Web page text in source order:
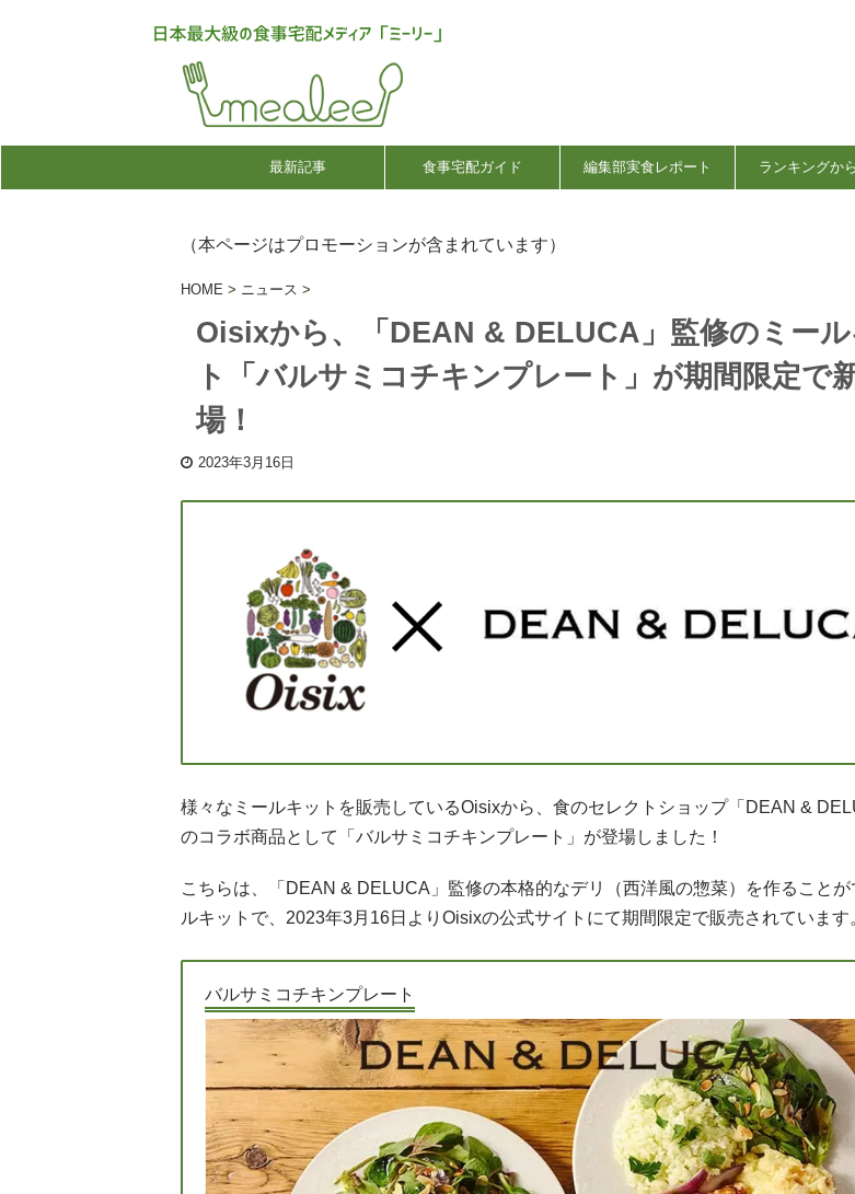
最新記事 食事宅配ガイド 編集部実食レポート ランキングか
（本ページはプロモーションが含まれています）
HOME > ニュース >
Oisixから、「DEAN & DELUCA」監修のミール
ト「バルサミコチキンプレート」が期間限定で
場！
2023年3月16日
様々なミールキットを販売しているOisixから、食のセレクトショップ「DEAN &
のコラボ商品として「バルサミコチキンプレート」が登場しました！
こちらは、「DEAN & DELUCA」監修の本格的なデリ（西洋風の惣菜）を作ることが
ルキットで、2023年3月16日よりOisixの公式サイトにて期間限定で販売されています
バルサミコチキンプレート